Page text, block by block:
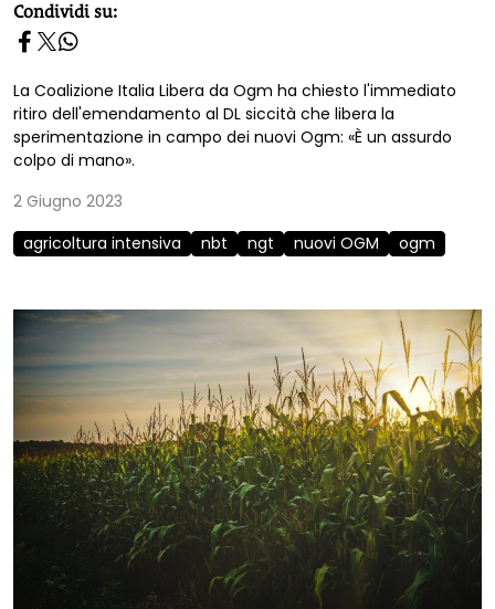
homepage h2
Condividi su:
La Coalizione Italia Libera da Ogm ha chiesto l'immediato
ritiro dell'emendamento al DL siccità che libera la
sperimentazione in campo dei nuovi Ogm: «È un assurdo
colpo di mano».
2 Giugno 2023
agricoltura intensiva
nbt ngt nuovi OGM ogm